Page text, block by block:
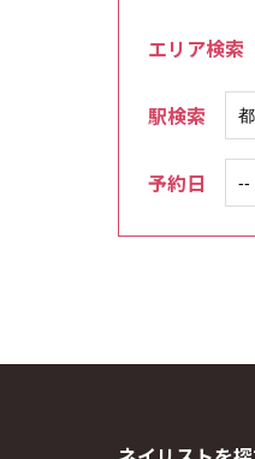
エリア検索
駅検索
予約日